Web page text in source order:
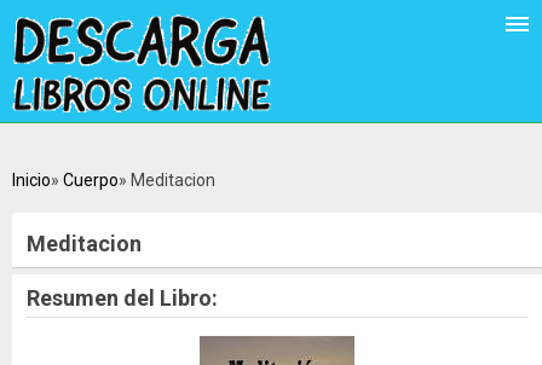
Inicio Cuerpo Meditacion
Meditacion
Resumen del Libro: